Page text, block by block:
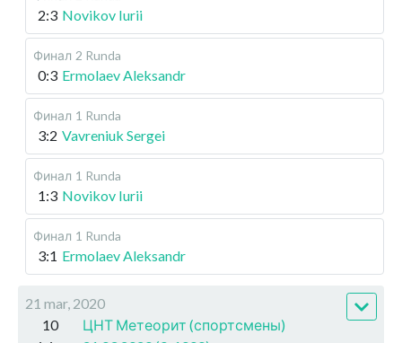
2:3 Novikov Iurii
Финал 2 Runda
0:3 Ermolaev Aleksandr
Финал 1 Runda
3:2 Vavreniuk Sergei
Финал 1 Runda
1:3 Novikov Iurii
Финал 1 Runda
3:1 Ermolaev Aleksandr
21 mar, 2020
10
ЦНТ Метеорит (спортсмены)